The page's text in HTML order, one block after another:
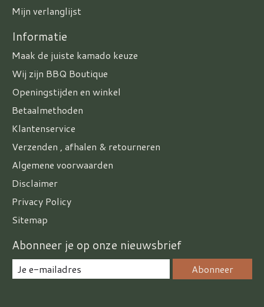
Mijn verlanglijst
Informatie
Maak de juiste kamado keuze
Wij zijn BBQ Boutique
Openingstijden en winkel
Betaalmethoden
Klantenservice
Verzenden , afhalen & retourneren
Algemene voorwaarden
Disclaimer
Privacy Policy
Sitemap
Abonneer je op onze nieuwsbrief
Abonneer